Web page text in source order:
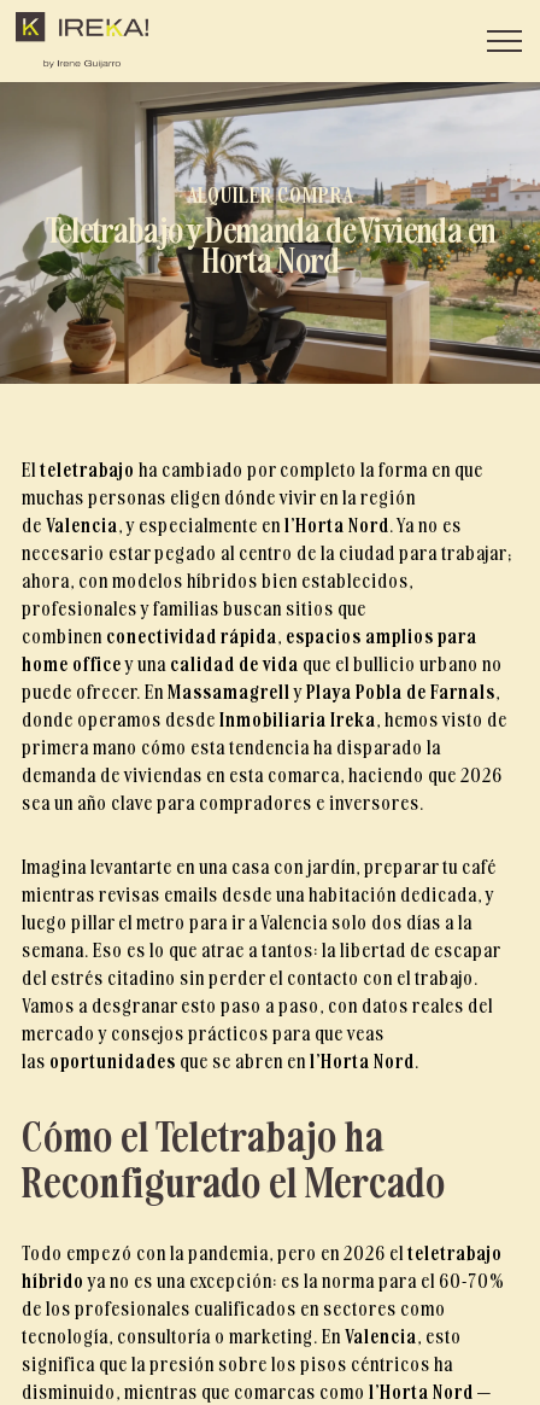
Saltar
ALQUILER,COMPRA
Teletrabajo y Demanda de Vivienda en
Horta Nord
El teletrabajo ha cambiado por completo la forma en que
muchas personas eligen dónde vivir en la región
de Valencia, y especialmente en l’Horta Nord. Ya no es
necesario estar pegado al centro de la ciudad para trabajar;
ahora, con modelos híbridos bien establecidos,
profesionales y familias buscan sitios que
combinen conectividad rápida, espacios amplios para
home officey una calidad de vida que el bullicio urbano no
puede ofrecer. En Massamagrell yPlaya Pobla de Farnals,
donde operamos desde Inmobiliaria Ireka, hemos visto de
primera mano cómo esta tendencia ha disparado la
demanda de viviendas en esta comarca, haciendo que 2026
sea un año clave para compradores e inversores.
Imagina levantarte en una casa con jardín, preparar tu café
mientras revisas emails desde una habitación dedicada, y
luego pillar el metro para ir a Valencia solo dos días a la
semana. Eso es lo que atrae a tantos: la libertad de escapar
del estrés citadino sin perder el contacto con el trabajo.
Vamos a desgranar esto paso a paso, con datos reales del
mercado y consejos prácticos para que veas
las oportunidades que se abren en l’Horta Nord.
Cómo el Teletrabajo ha
Reconfigurado el Mercado
Todo empezó con la pandemia, pero en 2026 el teletrabajo
híbrido ya no es una excepción: es la norma para el 60-70%
de los profesionales cualificados en sectores como
tecnología, consultoría o marketing. En Valencia, esto
significa que la presión sobre los pisos céntricos ha
disminuido, mientras que comarcas como l’Horta Nord —